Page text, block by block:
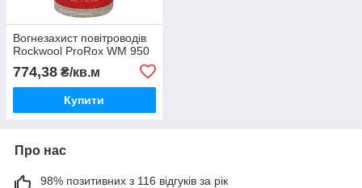
Вогнезахист повітроводів
Rockwool ProRox WM 950
774,38 ₴/кв.м
Купити
Про нас
98% позитивних з 116 відгуків за рік